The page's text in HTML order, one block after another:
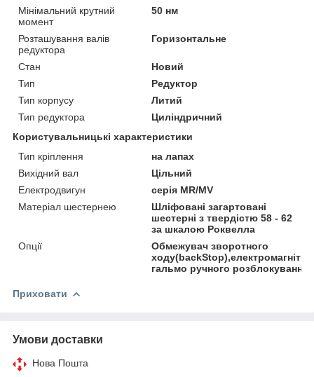
Мінімальний крутний
момент
50 нм
Розташування валів
редуктора
Горизонтальне
Стан
Новий
Тип
Редуктор
Тип корпусу
Литий
Тип редуктора
Циліндричний
Користувальницькі характеристики
Тип кріплення
на лапах
Вихідний вал
Цільний
Електродвигун
серія MR/MV
Матеріал шестернею
Шліфовані загартовані
шестерні з твердістю 58 - 62
за шкалою Роквелла
Опції
Обмежувач зворотного
гальмо ручного
Приховати
Умови доставки
Нова Пошта